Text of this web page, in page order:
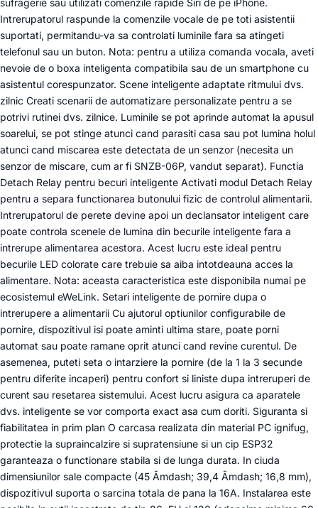
sufragerie sau utilizati comenzile rapide Siri de pe iPhone.
Intrerupatorul raspunde la comenzile vocale de pe toti asistentii
suportati, permitandu-va sa controlati luminile fara sa atingeti
telefonul sau un buton. Nota: pentru a utiliza comanda vocala, aveti
nevoie de o boxa inteligenta compatibila sau de un smartphone cu
asistentul corespunzator. Scene inteligente adaptate ritmului dvs.
zilnic Creati scenarii de automatizare personalizate pentru a se
potrivi rutinei dvs. zilnice. Luminile se pot aprinde automat la apusul
soarelui, se pot stinge atunci cand parasiti casa sau pot lumina holul
atunci cand miscarea este detectata de un senzor (necesita un
senzor de miscare, cum ar fi SNZB-06P, vandut separat). Functia
Detach Relay pentru becuri inteligente Activati modul Detach Relay
pentru a separa functionarea butonului fizic de controlul alimentarii.
Intrerupatorul de perete devine apoi un declansator inteligent care
poate controla scenele de lumina din becurile inteligente fara a
intrerupe alimentarea acestora. Acest lucru este ideal pentru
becurile LED colorate care trebuie sa aiba intotdeauna acces la
alimentare. Nota: aceasta caracteristica este disponibila numai pe
ecosistemul eWeLink. Setari inteligente de pornire dupa o
intrerupere a alimentarii Cu ajutorul optiunilor configurabile de
pornire, dispozitivul isi poate aminti ultima stare, poate porni
automat sau poate ramane oprit atunci cand revine curentul. De
asemenea, puteti seta o intarziere la pornire (de la 1 la 3 secunde
pentru diferite incaperi) pentru confort si liniste dupa intreruperi de
curent sau resetarea sistemului. Acest lucru asigura ca aparatele
dvs. inteligente se vor comporta exact asa cum doriti. Siguranta si
fiabilitatea in prim plan O carcasa realizata din material PC ignifug,
protectie la supraincalzire si supratensiune si un cip ESP32
garanteaza o functionare stabila si de lunga durata. In ciuda
dimensiunilor sale compacte (45 Ãmdash; 39,4 Ãmdash; 16,8 mm),
dispozitivul suporta o sarcina totala de pana la 16A. Instalarea este